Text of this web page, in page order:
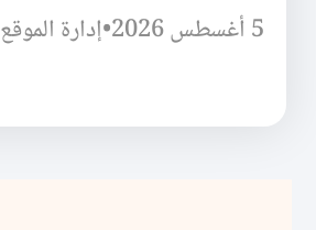
5 أغسطس 2026
•إدارة الموقع